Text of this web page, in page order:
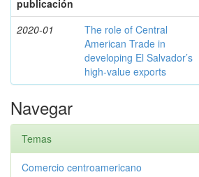
publicación
2020-01
The role of Central
American Trade in
developing El Salvador’s
high-value exports
Navegar
Temas
Comercio centroamericano